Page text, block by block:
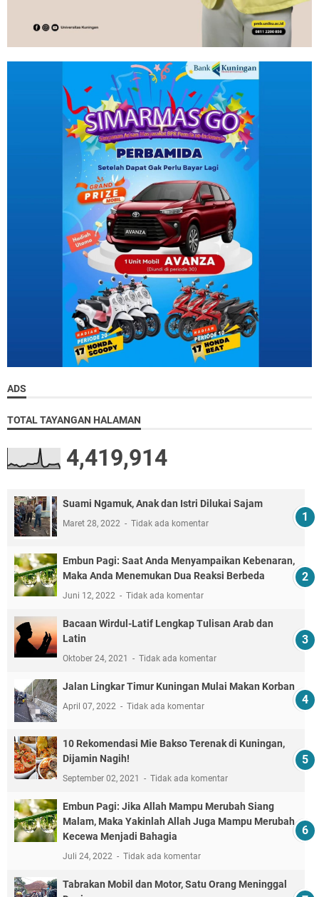
ADS
TOTAL TAYANGAN HALAMAN
4,419,914
Suami Ngamuk, Anak dan Istri Dilukai Sajam
Maret 28, 2022 Tidak ada komentar
Embun Pagi: Saat Anda Menyampaikan Kebenaran,
Maka Anda Menemukan Dua Reaksi Berbeda
Juni 12, 2022 Tidak ada komentar
Bacaan Wirdul-Latif Lengkap Tulisan Arab dan
Latin
Oktober 24, 2021 Tidak ada komentar
Jalan Lingkar Timur Kuningan Mulai Makan Korban
April 07, 2022 Tidak ada komentar
10 Rekomendasi Mie Bakso Terenak di Kuningan,
Dijamin Nagih!
September 02, 2021 Tidak ada komentar
Embun Pagi: Jika Allah Mampu Merubah Siang
Malam, Maka Yakinlah Allah Juga Mampu Merubah
Kecewa Menjadi Bahagia
Juli 24, 2022 Tidak ada komentar
Tabrakan Mobil dan Motor, Satu Orang Meninggal